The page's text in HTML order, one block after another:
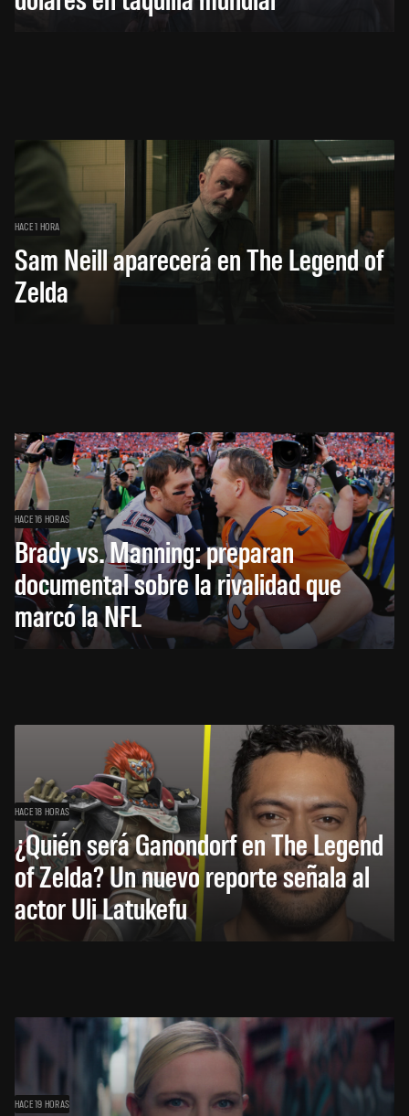
HACE 1 HORA
Sam Neill aparecerá en The Legend of
Zelda
HACE 16 HORAS
Brady vs. Manning: preparan
documental sobre la rivalidad que
marcó la NFL
HACE 18 HORAS
¿Quién será Ganondorf en The Legend
of Zelda? Un nuevo reporte señala al
actor Uli Latukefu
HACE 19 HORAS